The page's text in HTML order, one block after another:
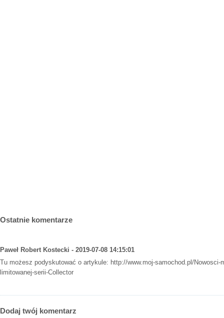
Ostatnie komentarze
Paweł Robert Kostecki - 2019-07-08 14:15:01
Tu możesz podyskutować o artykule: http://www.moj-samochod.pl/
limitowanej-serii-Collector
Dodaj twój komentarz